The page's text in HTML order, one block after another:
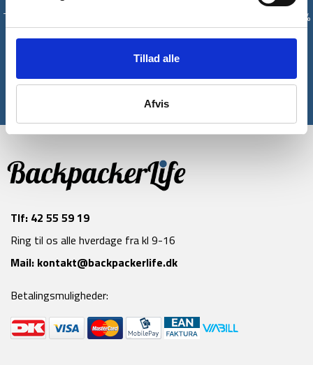
Tillad alle
Afvis
Tilmeld dig vores nyhedsbrev og modtag med det samme en 10%
rabatkode til din første ordre*
*Gælder ikke allerede nedsatte varer
Tlf: 42 55 59 19
Ring til os alle hverdage fra kl 9-16
Mail: kontakt@backpackerlife.dk
Betalingsmuligheder: